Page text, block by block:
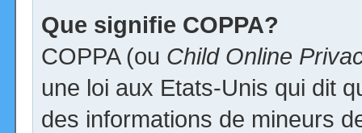
Que signifie COPPA?
COPPA (ou Child Online
une loi aux Etats-Unis qui dit
des informations de mineurs